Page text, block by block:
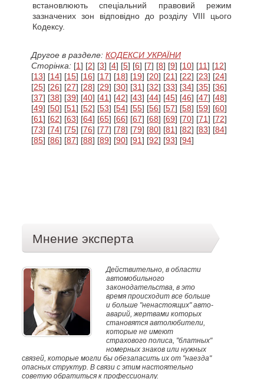
встановлюють спеціальний правовий режим
зазначених зон відповідно до розділу VIII цього
Кодексу.
Другое в разделе: КОДЕКСИ УКРАЇНИ
Сторінка: [1] [2] [3] [4] [5] [6] [7] [8] [9] [10] [11] [12]
[13] [14] [15] [16] [17] [18] [19] [20] [21] [22] [23] [24]
[25] [26] [27] [28] [29] [30] [31] [32] [33] [34] [35] [36]
[37] [38] [39] [40] [41] [42] [43] [44] [45] [46] [47] [48]
[49] [50] [51] [52] [53] [54] [55] [56] [57] [58] [59] [60]
[61] [62] [63] [64] [65] [66] [67] [68] [69] [70] [71] [72]
[73] [74] [75] [76] [77] [78] [79] [80] [81] [82] [83] [84]
[85] [86] [87] [88] [89] [90] [91] [92] [93] [94]
Мнение эксперта
Действительно, в области
автомобильного
законодательства, в это
время происходит все больше
и больше "ненастоящих" авто-
аварий, жертвами которых
становятся автолюбители,
которые не имеют
страхового полиса, "блатных"
номерных знаков или нужных
связей, которые могли бы обезапасить их от "наезда"
опасных структур. В связи с этим настоятельно
советую обратиться к профессионалу.